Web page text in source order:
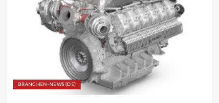
Fahrplan 2026: Angebotsausbau auf
diversen Linien
29
STRASSEN-NEWS CH
A13 Landquart-Sarganserland:
Baustelle in Winterpause
BRANCHEN-NEWS (DE)